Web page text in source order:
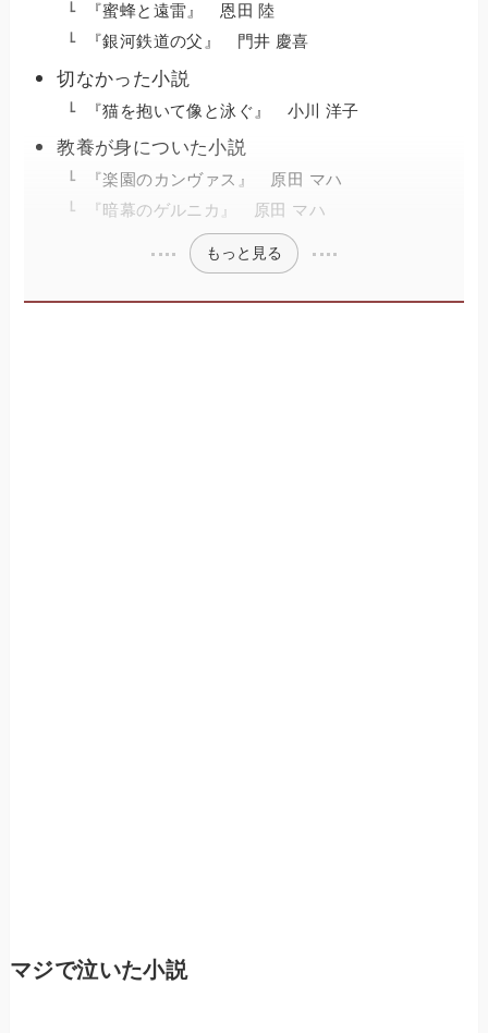
『蜜蜂と遠雷』 恩田 陸
『銀河鉄道の父』 門井 慶喜
切なかった小説
『猫を抱いて像と泳ぐ』 小川 洋子
教養が身についた小説
『楽園のカンヴァス』 原田 マハ
『暗幕のゲルニカ』 原田 マハ
もっと見る
マジで泣いた小説